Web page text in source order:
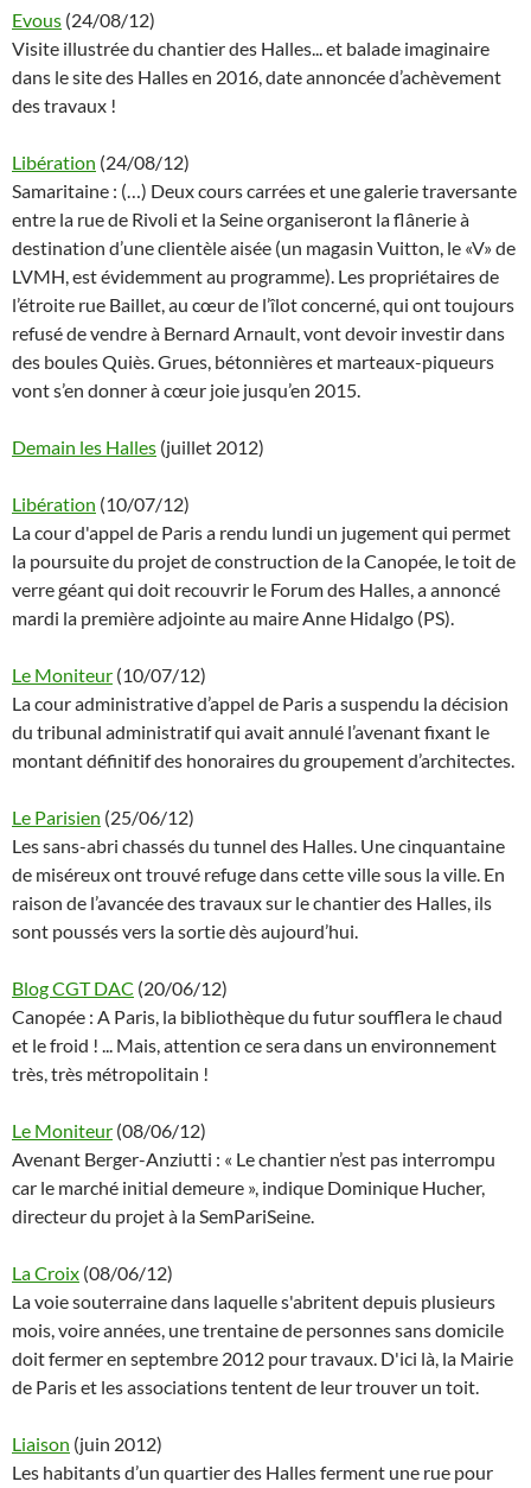
Evous (24/08/12)
Visite illustrée du chantier des Halles... et balade imaginaire
dans le site des Halles en 2016, date annoncée d’achèvement
des travaux !
Libération (24/08/12)
Samaritaine : (…) Deux cours carrées et une galerie traversante
entre la rue de Rivoli et la Seine organiseront la flânerie à
destination d’une clientèle aisée (un magasin Vuitton, le «V» de
LVMH, est évidemment au programme). Les propriétaires de
l’étroite rue Baillet, au cœur de l’îlot concerné, qui ont toujours
refusé de vendre à Bernard Arnault, vont devoir investir dans
des boules Quiès. Grues, bétonnières et marteaux-piqueurs
vont s’en donner à cœur joie jusqu’en 2015.
Demain les Halles (juillet 2012)
Libération (10/07/12)
La cour d'appel de Paris a rendu lundi un jugement qui permet
la poursuite du projet de construction de la Canopée, le toit de
verre géant qui doit recouvrir le Forum des Halles, a annoncé
mardi la première adjointe au maire Anne Hidalgo (PS).
Le Moniteur (10/07/12)
La cour administrative d’appel de Paris a suspendu la décision
du tribunal administratif qui avait annulé l’avenant fixant le
montant définitif des honoraires du groupement d’architectes.
Le Parisien (25/06/12)
Les sans-abri chassés du tunnel des Halles. Une cinquantaine
de miséreux ont trouvé refuge dans cette ville sous la ville. En
raison de l’avancée des travaux sur le chantier des Halles, ils
sont poussés vers la sortie dès aujourd’hui.
Blog CGT DAC (20/06/12)
Canopée : A Paris, la bibliothèque du futur soufflera le chaud
et le froid ! ... Mais, attention ce sera dans un environnement
très, très métropolitain !
Le Moniteur (08/06/12)
Avenant Berger-Anziutti : « Le chantier n’est pas interrompu
car le marché initial demeure », indique Dominique Hucher,
directeur du projet à la SemPariSeine.
La Croix (08/06/12)
La voie souterraine dans laquelle s'abritent depuis plusieurs
mois, voire années, une trentaine de personnes sans domicile
doit fermer en septembre 2012 pour travaux. D'ici là, la Mairie
de Paris et les associations tentent de leur trouver un toit.
Liaison (juin 2012)
Les habitants d’un quartier des Halles ferment une rue pour